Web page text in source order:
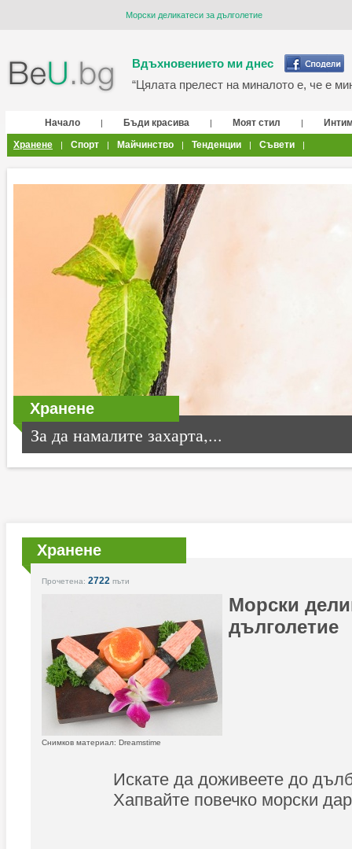
Морски деликатеси за дълголетие
Вдъхновението ми днес
“Цялата прелест на миналото е, че е
Начало | Бъди красива | Моят стил |
Хранене
| Спорт | Майчинство | Тенденции | Съвети |
Хранене
За да намалите захарта,...
Хранене
Прочетена: 2722 пъти
Морски
дълголетие
Снимков материал: Dreamstime
Искате да доживеете до
Хапвайте повечко морски